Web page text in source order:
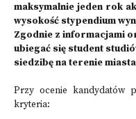
maksymalnie jeden rok
wysokość stypendium
Zgodnie z informacjami
ubiegać się student
siedzibę na terenie
Przy ocenie kandydatów
kryteria: